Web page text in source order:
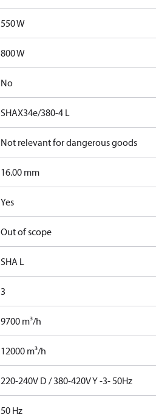
550 W
800 W
No
SHAX34e/380-4 L
Not relevant for dangerous goods
16.00 mm
Yes
Out of scope
SHA L
3
9700 m³/h
12000 m³/h
220-240V D / 380-420V Y -3- 50Hz
50 Hz